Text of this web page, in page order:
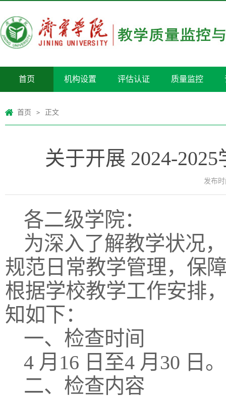
首页 机构设置 评估认证 质量监控
首页 > 正文
关于开展 2024-
发布时
各二级学院：
为深入了解教学状况
规范日常教学管理，保
根据学校教学工作安排
知如下：
一、检查时间
4 月16 日至4 月30 日。
二、检查内容